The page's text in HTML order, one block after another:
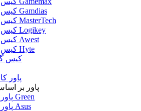
کیس Gamdias
کیس MasterTech
کیس Logikey
کیس Awest
کیس Hyte
کیس
پاور
پاور بر
پاور Green
پاور Asus